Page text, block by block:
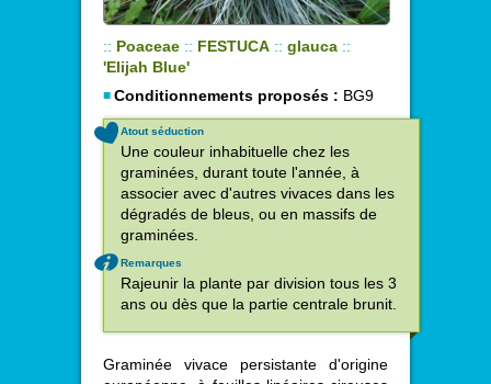
:: Poaceae :: FESTUCA :: glauca ::
'Elijah Blue'
Conditionnements proposés : BG9
Atout séduction
Une couleur inhabituelle chez les
graminées, durant toute l'année, à
associer avec d'autres vivaces dans les
dégradés de bleus, ou en massifs de
graminées.
Remarques
Rajeunir la plante par division tous les 3
ans ou dès que la partie centrale brunit.
Graminée vivace persistante d'origine